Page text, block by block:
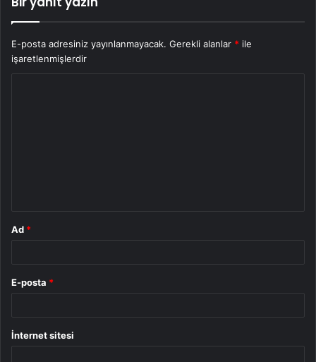
E-posta adresiniz yayınlanmayacak. Gerekli alanlar * ile
işaretlenmişlerdir
Ad *
E-posta *
İnternet sitesi